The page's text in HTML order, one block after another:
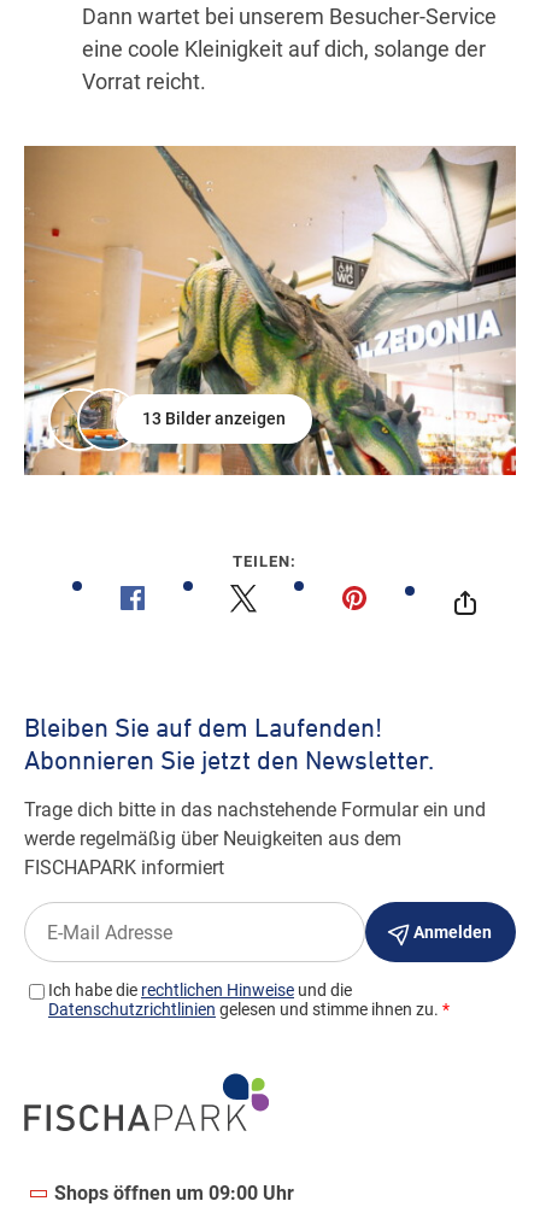
Dann wartet bei unserem Besucher-Service
eine coole Kleinigkeit auf dich, solange der
Vorrat reicht.
13 Bilder anzeigen
TEILEN:
Shops öffnen um 09:00 Uhr